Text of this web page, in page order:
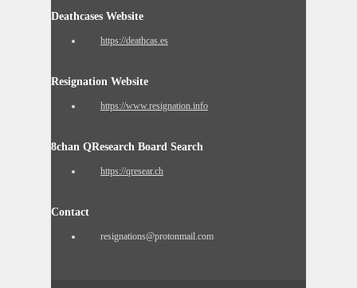
Deathcases Website
https://deathcas.es
Resignation Website
https://www.resignation.info
8chan QResearch Board Search
https://qresear.ch
Contact
resignations@protonmail.com